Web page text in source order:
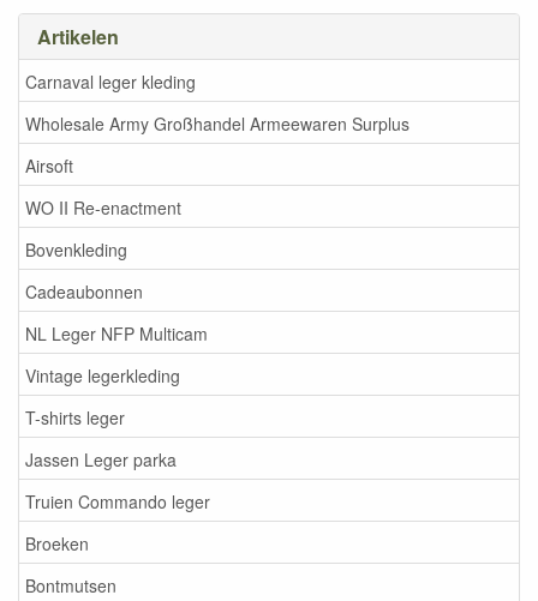
Artikelen
Carnaval leger kleding
Wholesale Army Großhandel Armeewaren Surplus
Airsoft
WO II Re-enactment
Bovenkleding
Cadeaubonnen
NL Leger NFP Multicam
Vintage legerkleding
T-shirts leger
Jassen Leger parka
Truien Commando leger
Broeken
Bontmutsen